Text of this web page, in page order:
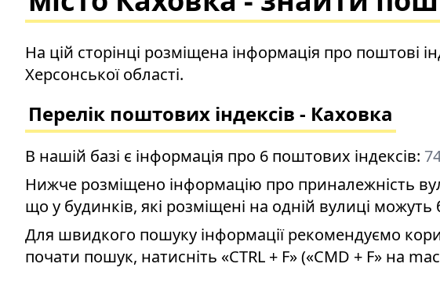
На цій сторінці розміщена інформація про поштові
Херсонської області.
Перелік поштових індексів - Каховка
В нашій базі є інформація про 6 поштових індексів:
Нижче розміщено інформацію про приналежність
що у будинків, які розміщені на одній вулиці можуть
Для швидкого пошуку інформації рекомендуємо
почати пошук, натисніть «CTRL + F» («CMD + F» на